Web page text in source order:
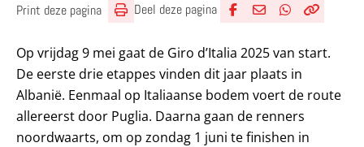
Print deze pagina Deel deze pagina
Op vrijdag 9 mei gaat de Giro d’Italia 2025 van start.
De eerste drie etappes vinden dit jaar plaats in
Albanië. Eenmaal op Italiaanse bodem voert de route
allereerst door Puglia. Daarna gaan de renners
noordwaarts, om op zondag 1 juni te finishen in